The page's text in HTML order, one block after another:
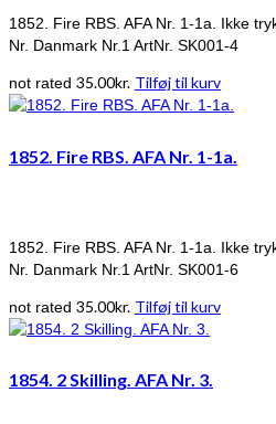
1852. Fire RBS. AFA Nr. 1-1a. Ikke
Nr. Danmark Nr.1 ArtNr. SK001-4
not rated 35.00kr. Tilføj til kurv
1852. Fire RBS. AFA Nr. 1-1a.
1852. Fire RBS. AFA Nr. 1-1a. Ikke
Nr. Danmark Nr.1 ArtNr. SK001-6
not rated 35.00kr. Tilføj til kurv
1854. 2 Skilling. AFA Nr. 3.